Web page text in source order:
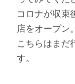
コロナが収束
店をオープン。
こちらはまだ
す。